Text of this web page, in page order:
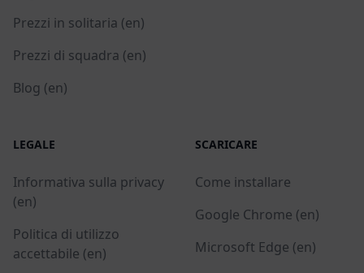
Prezzi in solitaria (en)
Prezzi di squadra (en)
Blog (en)
LEGALE
Informativa sulla privacy
(en)
Politica di utilizzo
accettabile (en)
SCARICARE
Come installare
Google Chrome (en)
Microsoft Edge (en)